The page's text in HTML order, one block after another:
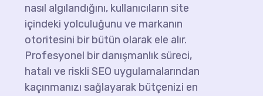
nasıl algılandığını, kullanıcıların site
içindeki yolculuğunu ve markanın
otoritesini bir bütün olarak ele alır.
Profesyonel bir danışmanlık süreci,
hatalı ve riskli SEO uygulamalarından
kaçınmanızı sağlayarak bütçenizi en